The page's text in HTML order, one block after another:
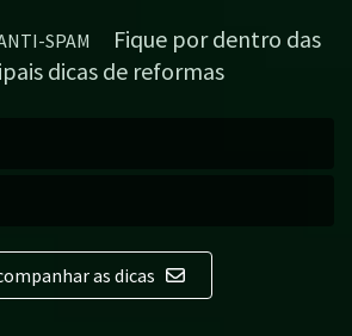
SPAM
Fique por dentro das
dicas de reformas
as dicas